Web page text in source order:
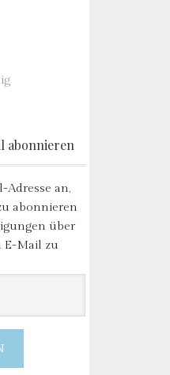
abonnieren
Adresse an,
abonnieren
über
E-Mail zu